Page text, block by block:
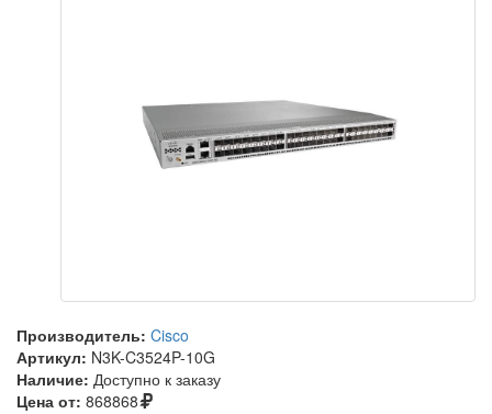
Производитель: Cisco
Артикул: N3K-C3524P-10G
Наличие: Доступно к заказу
Цена от: 868868